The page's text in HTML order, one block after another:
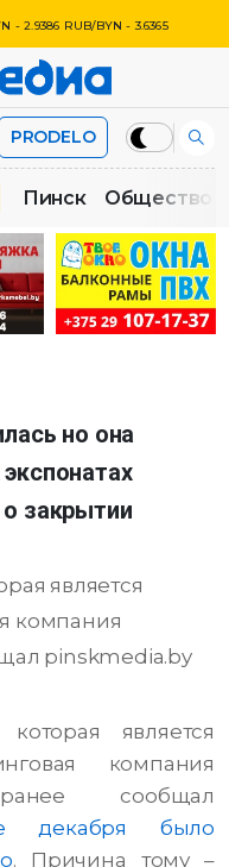
- 2.9386 RUB/BYN - 3.6365
PRODELO
Пинск Общество
но она
закрытии
является
компания
pinskmedia.by
является
компания
сообщал
декабря было
. Причина тому –